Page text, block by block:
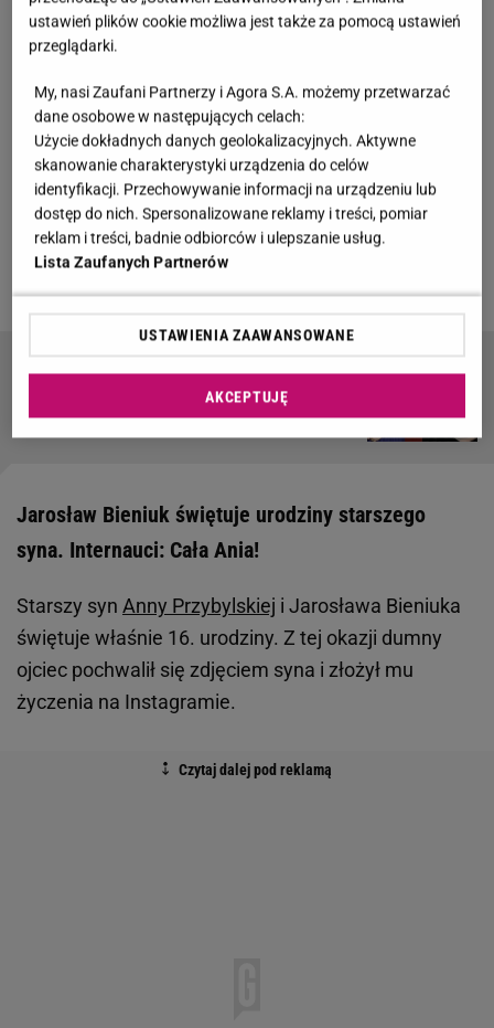
dawna budzą duże zainteresowanie w świecie
show-biznesu. Najbardziej znana jest Oliwia Bieniuk,
która zamierza iść w ślady mamy, a ostatnio wzięła
udział w programie "Taniec z Gwiazdami
doczekała się także dwóch synów: Jasia, który w
tym roku skończy dziewięć lat i Szymona.
Zobacz wideoOliwia Bieniuk załamana, że nie
Gwiazdy, które spektakularnie schudły. Jak im
Jarosław Bieniuk świętuje urodziny starszego
syna. Internauci: Cała Ania!
Starszy syn Anny Przybylskiej i Jarosława Bieniuka
świętuje właśnie 16. urodziny. Z tej okazji dumny
ojciec pochwalił się zdjęciem syna i złożył mu
życzenia na Instagramie.
ustawień plików cookie możliwa jest także za pomocą ustawień
przeglądarki.
My, nasi Zaufani Partnerzy i Agora S.A. możemy przetwarzać
dane osobowe w następujących celach:
Użycie dokładnych danych geolokalizacyjnych. Aktywne
skanowanie charakterystyki urządzenia do celów
identyfikacji. Przechowywanie informacji na urządzeniu lub
dostęp do nich. Spersonalizowane reklamy i treści, pomiar
reklam i treści, badnie odbiorców i ulepszanie usług.
Lista Zaufanych Partnerów
USTAWIENIA ZAAWANSOWANE
AKCEPTUJĘ